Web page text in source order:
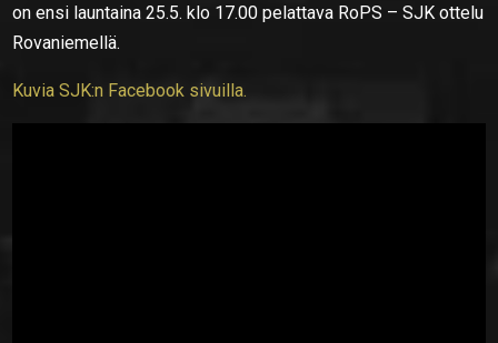
on ensi launtaina 25.5. klo 17.00 pelattava RoPS – SJK ottelu
Rovaniemellä.
Kuvia SJK:n Facebook sivuilla.